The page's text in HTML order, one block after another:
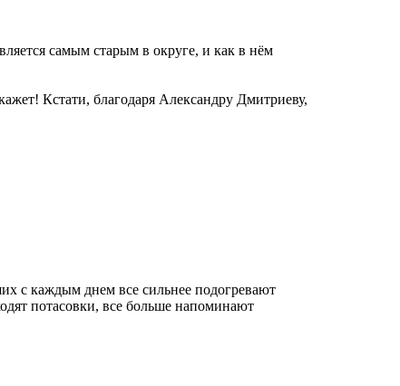
самым старым в округе, и как в нём
Кстати, благодаря Александру Дмитриеву,
с каждым днем все сильнее подогревают
потасовки, все больше напоминают